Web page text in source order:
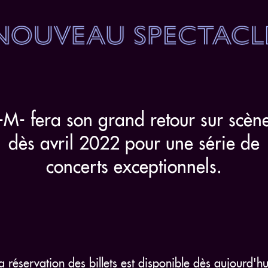
fera son grand retour sur
dès avril 2022 pour une série de
concerts exceptionnels.
réservation des billets est disponible dès